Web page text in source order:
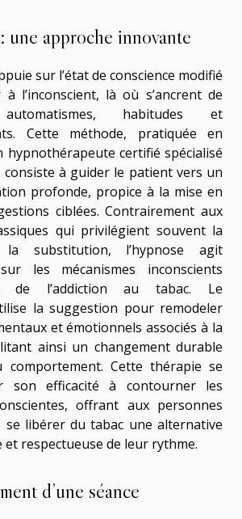
une approche innovante
sur l’état de conscience modifié
à l’inconscient, là où s’ancrent de
habitudes et
Cette méthode, pratiquée en
hypnothérapeute certifié spécialisé
consiste à guider le patient vers un
profonde, propice à la mise en
ciblées. Contrairement aux
qui privilégient souvent la
substitution, l’hypnose agit
les mécanismes inconscients
de l’addiction au tabac. Le
la suggestion pour remodeler
et émotionnels associés à la
ainsi un changement durable
Cette thérapie se
son efficacité à contourner les
offrant aux personnes
se libérer du tabac une alternative
et respectueuse de leur rythme.
d’une séance